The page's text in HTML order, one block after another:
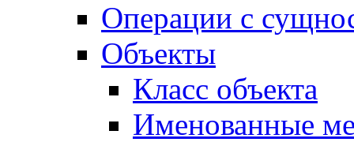
Операции с
Объекты
Класс объекта
Именованные